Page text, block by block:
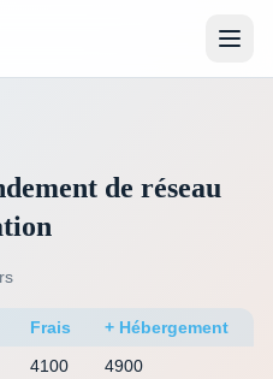
de réseau
Frais
+ Hébergement
4100 4900